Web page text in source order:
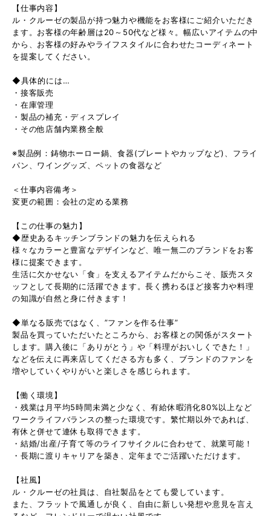
【仕事内容】
ル・クルーゼの製品が持つ魅力や機能をお客様にご紹介いただき
ます。お客様の年齢層は20～50代など様々。幅広いアイテムの中
から、お客様の好みやライフスタイルに合わせたコーディネート
を提案してください。
◆具体的には…
・接客販売
・在庫管理
・製品の補充・ディスプレイ
・その他店舗内業務全般
※製品例：鋳物ホーロー鍋、食器(プレートやカップなど)、フライ
パン、ワイングッズ、ペットの食器など
＜仕事内容備考＞
変更の範囲：会社の定める業務
【この仕事の魅力】
◆歴史あるキッチンブランドの魅力を伝えられる
様々なカラーと豊富なデザインなど、唯一無二のブランドをお客
様に提案できます。
生活に欠かせない「食」を支えるアイテムだからこそ、販売スタ
ッフとして長期的に活躍できます。長く携わるほど接客力や料理
の知識が自然と身に付きます！
◆単なる販売ではなく、”ファンを作る仕事”
製品を買っていただいたところから、お客様との関係がスタート
します。購入後に「ありがとう」や「料理がおいしくできた！」
などを伝えに再来店してくださる方も多く、ブランドのファンを
増やしていくやりがいと楽しさを感じられます。
【働く環境】
・残業は月平均5時間未満と少なく、有給休暇消化80%以上など
ワークライフバランスの整った環境です。繁忙期以外であれば、
有休と併せて連休も取得できます。
・結婚/出産/子育て等のライフサイクルに合わせて、就業可能！
・長期に渡りキャリアを築き、定年までご活躍いただけます。
【社風】
ル・クルーゼの社員は、自社製品をとても愛しています。
また、フラットで風通しが良く、自由に新しい発想や意見を言え